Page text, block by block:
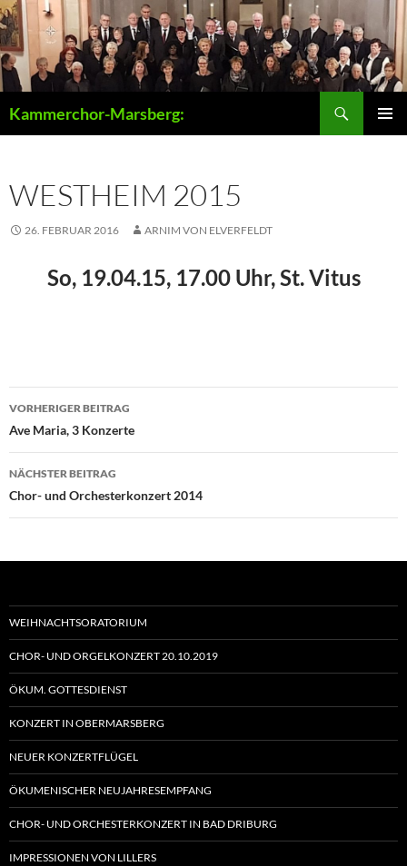
Zum
Inhalt
springen
Kammerchor-Marsberg:
WESTHEIM 2015
26. FEBRUAR 2016 ARNIM VON ELVERFELDT
So, 19.04.15, 17.00 Uhr, St. Vitus
Beitragsnavigation
VORHERIGER BEITRAG
Ave Maria, 3 Konzerte
NÄCHSTER BEITRAG
Chor- und Orchesterkonzert 2014
WEIHNACHTSORATORIUM
CHOR- UND ORGELKONZERT 20.10.2019
ÖKUM. GOTTESDIENST
KONZERT IN OBERMARSBERG
NEUER KONZERTFLÜGEL
ÖKUMENISCHER NEUJAHRESEMPFANG
CHOR- UND ORCHESTERKONZERT IN BAD DRIBURG
IMPRESSIONEN VON LILLERS